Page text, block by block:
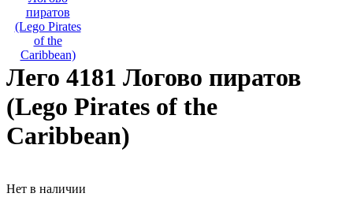
Лего 4181 Логово пиратов
(Lego Pirates of the
Caribbean)
Нет в наличии